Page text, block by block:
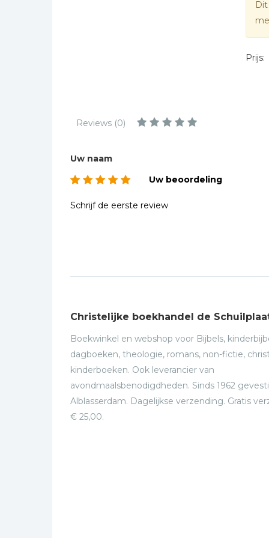
Regio | Alblasserwaard
gidsen
Taalstudie
Wenskaarten
Prijs:
Reviews (0)
Uw naam
Uw beoordeling
Schrijf de eerste review
Christelijke boekhandel de
Boekwinkel en webshop voor Bijbels,
dagboeken, theologie, romans, non-fictie,
kinderboeken. Ook leverancier van
avondmaalsbenodigdheden. Sinds 1962
Alblasserdam. Dagelijkse verzending. Gratis
€ 25,00.